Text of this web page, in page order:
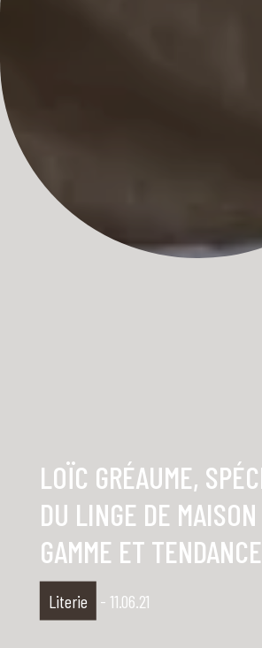
LOÏC GRÉAUME,
DU LINGE DE
GAMME ET TENDANCE
Literie - 11.06.21